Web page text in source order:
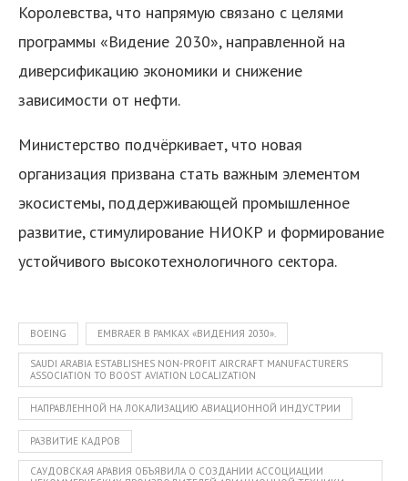
Королевства, что напрямую связано с целями
программы «Видение 2030», направленной на
диверсификацию экономики и снижение
зависимости от нефти.
Министерство подчёркивает, что новая
организация призвана стать важным элементом
экосистемы, поддерживающей промышленное
развитие, стимулирование НИОКР и формирование
устойчивого высокотехнологичного сектора.
BOEING EMBRAER В РАМКАХ «ВИДЕНИЯ 2030».
SAUDI ARABIA ESTABLISHES NON-PROFIT AIRCRAFT MANUFACTURERS
ASSOCIATION TO BOOST AVIATION LOCALIZATION
НАПРАВЛЕННОЙ НА ЛОКАЛИЗАЦИЮ АВИАЦИОННОЙ ИНДУСТРИИ
РАЗВИТИЕ КАДРОВ
САУДОВСКАЯ АРАВИЯ ОБЪЯВИЛА О СОЗДАНИИ АССОЦИАЦИИ